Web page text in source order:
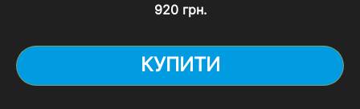
920 грн.
КУПИТИ